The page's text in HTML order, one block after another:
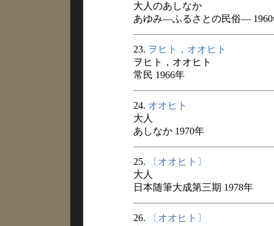
大人のあしなか
あゆみ―ふるさとの民俗―
23. ヲヒト，オオヒト
ヲヒト，オオヒト
常民 1966年
24. オオヒト
大人
あしなか 1970年
25.
〔オオヒト〕
大人
日本随筆大成第三期 1978年
26.
〔オオヒト〕